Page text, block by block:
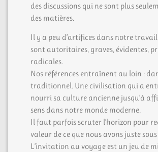
des discussions qui ne sont plus
des matières.
Il y a peu d’artifices dans notre
sont autoritaires, graves, évidentes,
radicales.
Nos références entraînent au loin :
traditionnel. Une civilisation qui a
nourri sa culture ancienne jusqu’à
sens dans notre monde moderne.
Il faut parfois scruter l’horizon pour
valeur de ce que nous avons juste sous
L’invitation au voyage est un jeu de